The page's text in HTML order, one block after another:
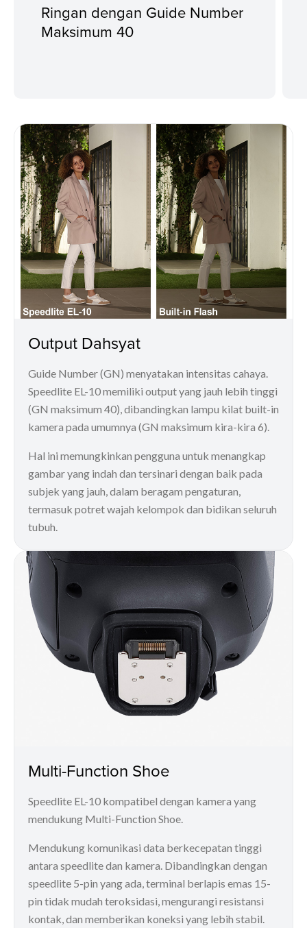
Ringan dengan Guide Number
Maksimum 40
Output Dahsyat
Guide Number (GN) menyatakan intensitas cahaya.
Speedlite EL-10 memiliki output yang jauh lebih tinggi
(GN maksimum 40), dibandingkan lampu kilat built-in
kamera pada umumnya (GN maksimum kira-kira 6).
Hal ini memungkinkan pengguna untuk menangkap
gambar yang indah dan tersinari dengan baik pada
subjek yang jauh, dalam beragam pengaturan,
termasuk potret wajah kelompok dan bidikan seluruh
tubuh.
Multi-Function Shoe
Speedlite EL-10 kompatibel dengan kamera yang
mendukung Multi-Function Shoe.
Mendukung komunikasi data berkecepatan tinggi
antara speedlite dan kamera. Dibandingkan dengan
speedlite 5-pin yang ada, terminal berlapis emas 15-
pin tidak mudah teroksidasi, mengurangi resistansi
kontak, dan memberikan koneksi yang lebih stabil.